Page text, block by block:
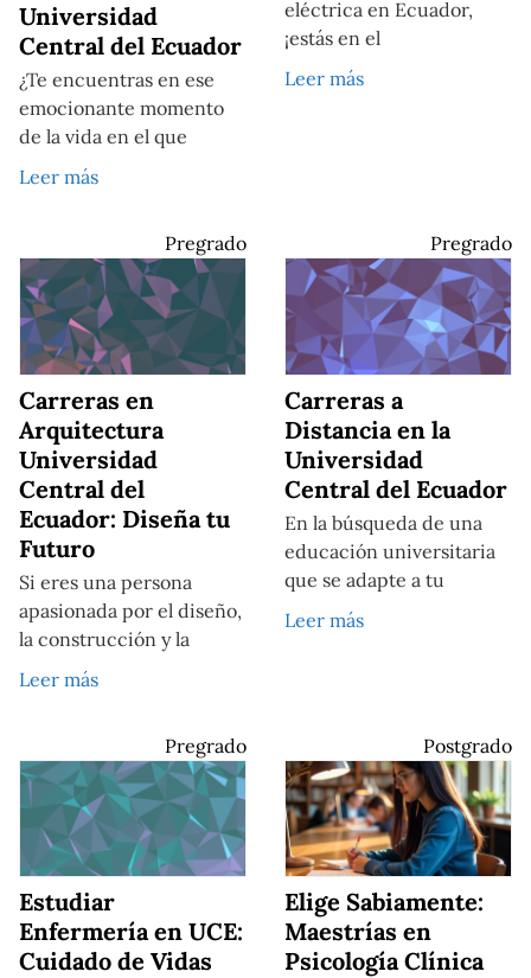
Universidad
Central del Ecuador
¿Te encuentras en ese
emocionante momento
de la vida en el que
Leer más
eléctrica en Ecuador,
¡estás en el
Leer más
Pregrado
Carreras en
Arquitectura
Universidad
Central del
Ecuador: Diseña tu
Futuro
Si eres una persona
apasionada por el diseño,
la construcción y la
Leer más
Pregrado
Carreras a
Distancia en la
Universidad
Central del Ecuador
En la búsqueda de una
educación universitaria
que se adapte a tu
Leer más
Pregrado
Estudiar
Enfermería en UCE:
Cuidado de Vidas
Postgrado
Elige Sabiamente:
Maestrías en
Psicología Clínica